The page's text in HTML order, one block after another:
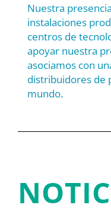
Nuestra
instalaciones
centros de
apoyar nuestra
asociamos con
distribuidores de
mundo.